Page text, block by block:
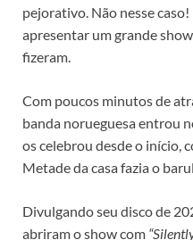
pejorativo. Não nesse
apresentar um grande
fizeram.
Com poucos minutos de
banda norueguesa entrou
os celebrou desde o início,
Metade da casa fazia o
Divulgando seu disco de
abriram o show com